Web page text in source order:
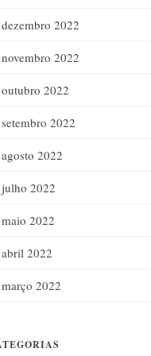
dezembro 2022
novembro 2022
outubro 2022
setembro 2022
agosto 2022
julho 2022
maio 2022
abril 2022
março 2022